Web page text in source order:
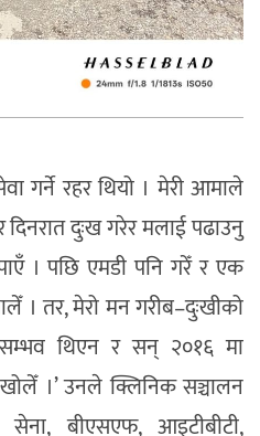
गर्ने रहर थियो । मेरी आमाले
दुःख गरेर मलाई पढाउनु
। पछि एमडी पनि गरेँ र एक
। तर, मेरो मन गरीब–दुःखीको
सम्भव थिएन र सन् २०१६ मा
।’ उनले क्लिनिक सञ्चालन
बीएसएफ, आइटीबीटी,